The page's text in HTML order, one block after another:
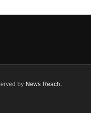
by News Reach.